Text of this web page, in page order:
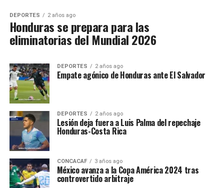
DEPORTES 2 años ago
Honduras se prepara para las
eliminatorias del Mundial 2026
DEPORTES 2 años ago
Empate agónico de Honduras ante El Salvador
DEPORTES 2 años ago
Lesión deja fuera a Luis Palma del repechaje
Honduras-Costa Rica
CONCACAF 3 años ago
México avanza a la Copa América 2024 tras
controvertido arbitraje